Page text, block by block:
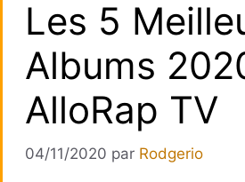
Les 5
Albums
AlloRap TV
04/11/2020 par Rodgerio